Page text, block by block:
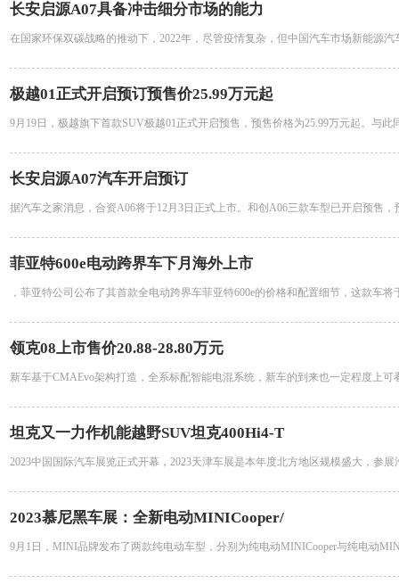
长安启源A07具备冲击细分市场的能力
在国家环保双碳战略的推动下，2022年，尽管疫情复杂，但中国汽车市场新能源汽
极越01正式开启预订预售价25.99万元起
9月19日，极越旗下首款SUV极越01正式开启预售，预售价格为25.99万元起。与此
长安启源A07汽车开启预订
据汽车之家消息，合资A06将于12月3日正式上市。和创A06三款车型已开启预售，
菲亚特600e电动跨界车下月海外上市
，菲亚特公司公布了其首款全电动跨界车菲亚特600e的价格和配置细节，这款车将
领克08上市售价20.88-28.80万元
新车基于CMAEvo架构打造，全系标配智能电混系统，新车的到来也一定程度上可
坦克又一力作机能越野SUV坦克400Hi4-T
2023中国国际汽车展览正式开幕，2023天津车展是本年度北方地区规模盛大，参展
2023慕尼黑车展：全新电动MINICooper/
9月1日，MINI品牌发布了两款纯电动车型，分别为纯电动MINICooper与纯电动